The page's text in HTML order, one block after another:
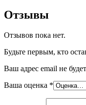
Отзывы
Отзывов пока нет.
Будьте первым, кто
Ваш адрес email не
Ваша оценка *